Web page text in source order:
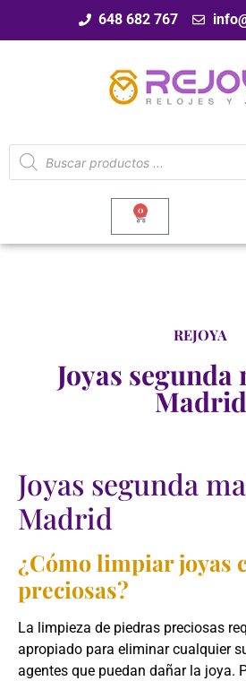
648 682 767
0
REJOYA
Joyas segunda
Madrid
Joyas segunda
Madrid
¿Cómo limpiar joyas
preciosas?
La limpieza de piedras preciosas
apropiado para eliminar cualquier
agentes que puedan dañar la joya.